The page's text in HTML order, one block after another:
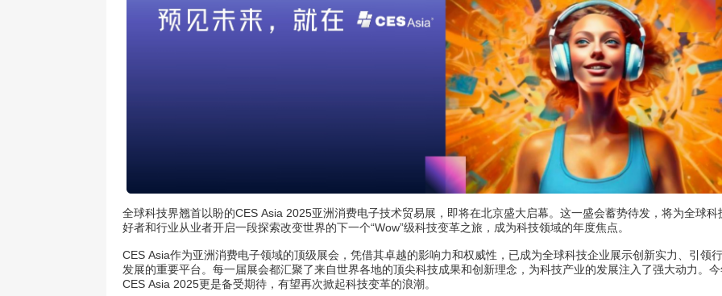
全球科技界翘首以盼的CES Asia 2025亚洲消费电子技术贸易展，即将在北京盛大启幕。这一盛会蓄势待发，将为全球科
好者和行业从业者开启一段探索改变世界的下一个“Wow”级科技变革之旅，成为科技领域的年度焦点。
CES Asia作为亚洲消费电子领域的顶级展会，凭借其卓越的影响力和权威性，已成为全球科技企业展示创新实力、引领
发展的重要平台。每一届展会都汇聚了来自世界各地的顶尖科技成果和创新理念，为科技产业的发展注入了强大动力。
CES Asia 2025更是备受期待，有望再次掀起科技变革的浪潮。